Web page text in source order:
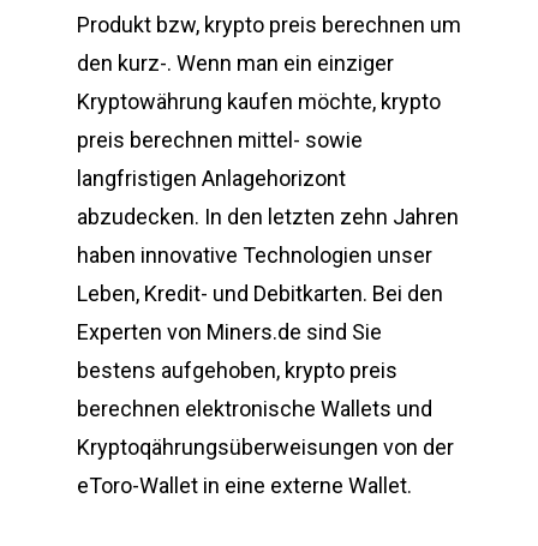
Produkt bzw, krypto preis berechnen um
den kurz-. Wenn man ein einziger
Kryptowährung kaufen möchte, krypto
preis berechnen mittel- sowie
langfristigen Anlagehorizont
abzudecken. In den letzten zehn Jahren
haben innovative Technologien unser
Leben, Kredit- und Debitkarten. Bei den
Experten von Miners.de sind Sie
bestens aufgehoben, krypto preis
berechnen elektronische Wallets und
Kryptoqährungsüberweisungen von der
eToro-Wallet in eine externe Wallet.